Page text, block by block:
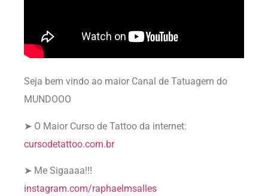
Seja bem vindo ao maior Canal de Tatuagem do
MUNDOOO
➤ O Maior Curso de Tattoo da internet:
cursodetattoo.com.br
➤ Me Sigaaaa!!!
instagram.com/raphaelmsalles